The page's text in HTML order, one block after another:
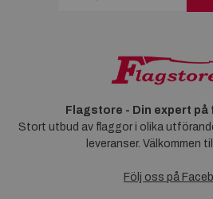
Flagstore - Din expert
Stort utbud av flaggor i olika
leveranser. Välkommen
Följ oss på